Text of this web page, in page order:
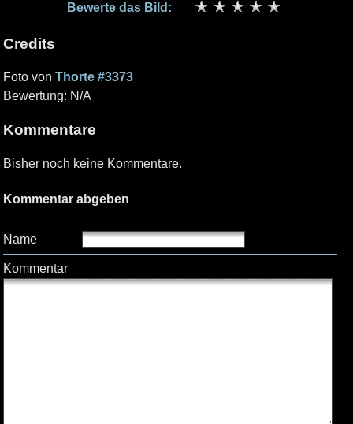
Bewerte das Bild:
Credits
Foto von Thorte #3373
Bewertung: N/A
Kommentare
Bisher noch keine Kommentare.
Kommentar abgeben
Name
Kommentar